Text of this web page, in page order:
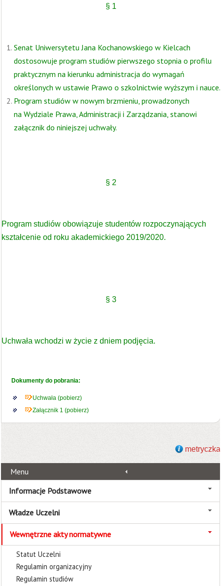
§ 1
Senat Uniwersytetu Jana Kochanowskiego w Kielcach
dostosowuje program studiów pierwszego stopnia o profilu
praktycznym na kierunku administracja do wymagań
określonych w ustawie Prawo o szkolnictwie wyższym i nauce.
Program studiów w nowym brzmieniu, prowadzonych
na Wydziale Prawa, Administracji i Zarządzania, stanowi
załącznik do niniejszej uchwały.
§ 2
Program studiów obowiązuje studentów rozpoczynających
kształcenie od roku akademickiego 2019/2020.
§ 3
Uchwała wchodzi w życie z dniem podjęcia.
Dokumenty do pobrania:
Uchwała (pobierz)
Załącznik 1 (pobierz)
metryczka
Menu
Informacje Podstawowe
Władze Uczelni
Wewnętrzne akty normatywne
Statut Uczelni
Regulamin organizacyjny
Regulamin studiów